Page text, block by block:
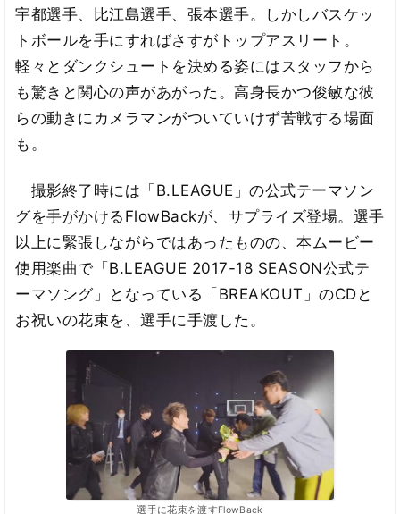
宇都選手、比江島選手、張本選手。しかしバスケッ
トボールを手にすればさすがトップアスリート。
軽々とダンクシュートを決める姿にはスタッフから
も驚きと関心の声があがった。高身長かつ俊敏な彼
らの動きにカメラマンがついていけず苦戦する場面
も。
撮影終了時には「B.LEAGUE」の公式テーマソン
グを手がかけるFlowBackが、サプライズ登場。選手
以上に緊張しながらではあったものの、本ムービー
使用楽曲で「B.LEAGUE 2017-18 SEASON公式テ
ーマソング」となっている「BREAKOUT」のCDと
お祝いの花束を、選手に手渡した。
選手に花束を渡すFlowBack